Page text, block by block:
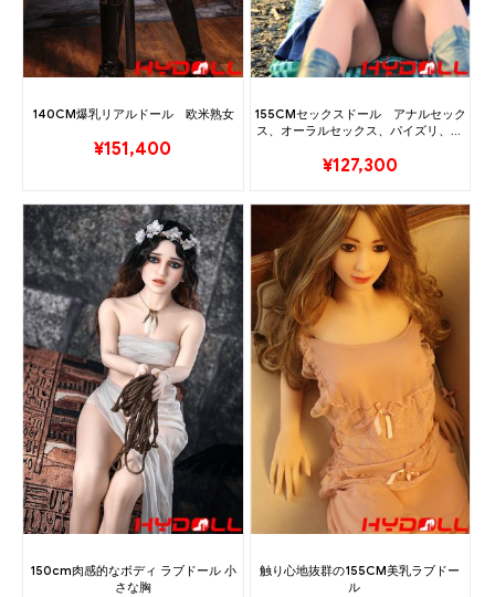
140CM爆乳リアルドール 欧米熟女
¥151,400
155CMセックスドール アナルセック
ス、オーラルセックス、パイズリ、プ
¥127,300
150cm肉感的なボディ ラブドール 小
さな胸
触り心地抜群の155CM美乳ラブドー
ル